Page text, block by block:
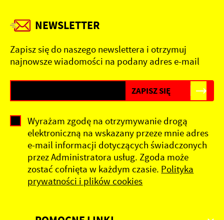
NEWSLETTER
Zapisz się do naszego newslettera i otrzymuj
najnowsze wiadomości na podany adres e-mail
Wyrażam zgodę na otrzymywanie drogą
elektroniczną na wskazany przeze mnie adres
e-mail informacji dotyczących świadczonych
przez Administratora usług. Zgoda może
zostać cofnięta w każdym czasie. Polityka
prywatności i plików cookies